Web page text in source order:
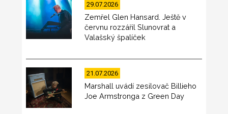
29.07.2026
Zemřel Glen Hansard. Ještě v
červnu rozzářil Slunovrat a
Valašský špalíček
21.07.2026
Marshall uvádí zesilovač Billieho
Joe Armstronga z Green Day